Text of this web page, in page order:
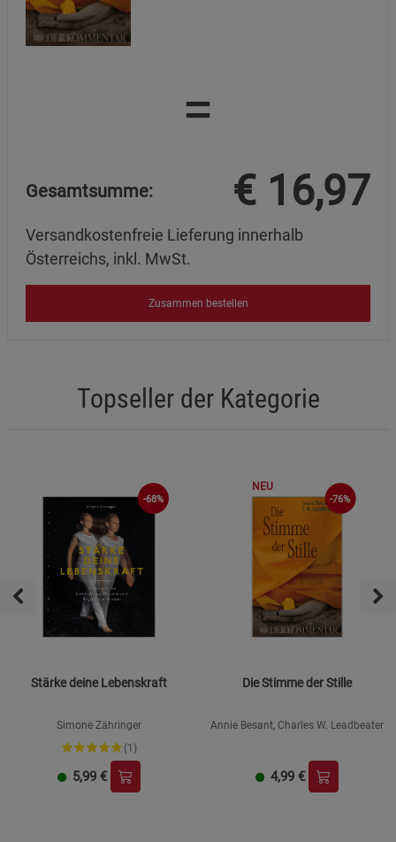
=
Gesamtsumme: € 16,97
Versandkostenfreie Lieferung innerhalb
Österreichs, inkl. MwSt.
Zusammen bestellen
Topseller der Kategorie
-68%
Stärke deine Lebenskraft
Simone Zähringer
(1)
5,99 €
NEU
-76%
Die Stimme der Stille
Annie Besant, Charles W. Leadbeater
4,99 €